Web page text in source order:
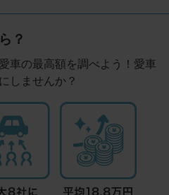
？
車の最高額を調べよう！愛車
しませんか？